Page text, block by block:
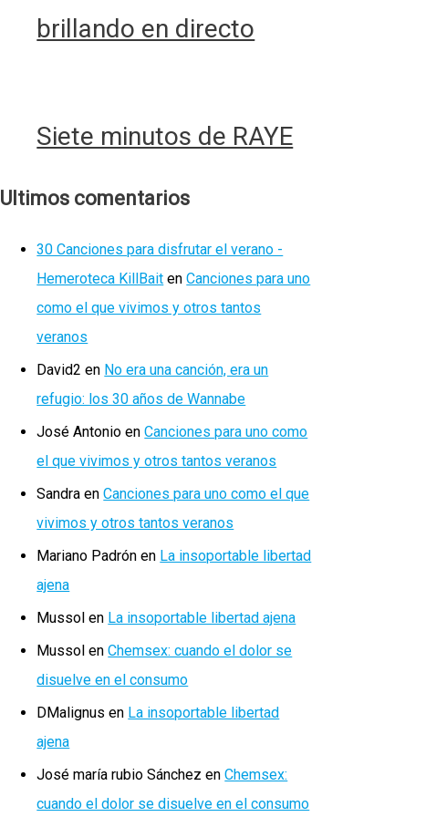
brillando en directo
Siete minutos de RAYE
Ultimos comentarios
30 Canciones para disfrutar el verano -
Hemeroteca KillBait enCanciones para uno
como el que vivimos y otros tantos
veranos
David2 en No era una canción, era un
refugio: los 30 años de Wannabe
José Antonio enCanciones para uno como
el que vivimos y otros tantos veranos
Sandra enCanciones para uno como el que
vivimos y otros tantos veranos
Mariano Padrón en La insoportable libertad
ajena
Mussol en La insoportable libertad ajena
Mussol enChemsex: cuando el dolor se
disuelve en el consumo
DMalignus en La insoportable libertad
ajena
José maría rubio Sánchez enChemsex:
cuando el dolor se disuelve en el consumo